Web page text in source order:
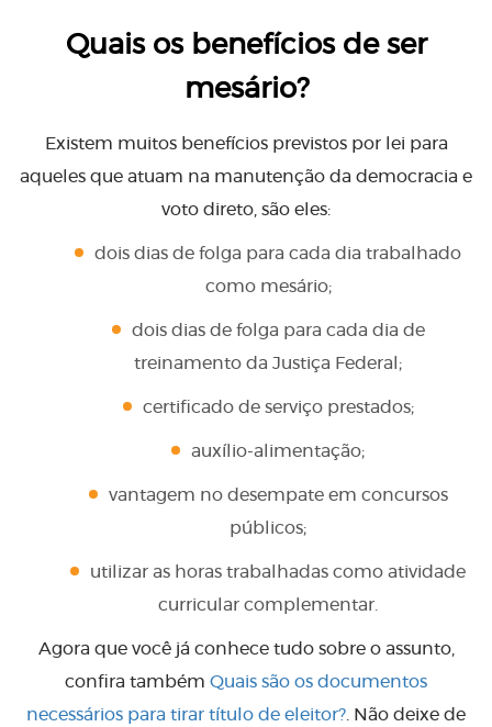
Quais os benefícios de ser
mesário?
Existem muitos benefícios previstos por lei para
aqueles que atuam na manutenção da democracia e
voto direto, são eles:
dois dias de folga para cada dia trabalhado
como mesário;
dois dias de folga para cada dia de
treinamento da Justiça Federal;
certificado de serviço prestados;
auxílio-alimentação;
vantagem no desempate em concursos
públicos;
utilizar as horas trabalhadas como atividade
curricular complementar.
Agora que você já conhece tudo sobre o assunto,
confira também Quais são os documentos
necessários para tirar título de eleitor?. Não deixe de